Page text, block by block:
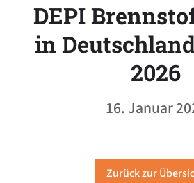
DEPI
in
2026
16. Januar
Zurück zur